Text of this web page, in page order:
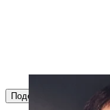
Поделиться